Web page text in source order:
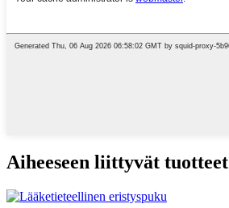
Aiheeseen liittyvät tuotteet